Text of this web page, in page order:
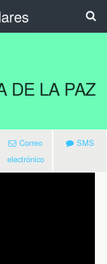
DE LA PAZ
Correo
electrónico
SMS